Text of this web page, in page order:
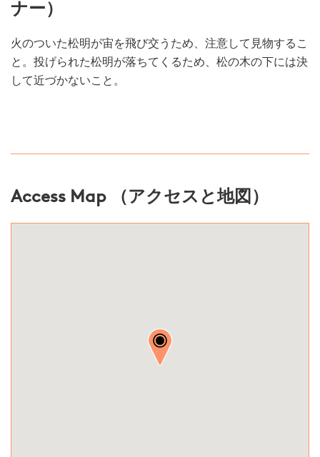
ナー）
火のついた松明が宙を飛び交うため、注意して見物するこ
と。投げられた松明が落ちてくるため、松の木の下には決
して近づかないこと。
Access Map （アクセスと地図）